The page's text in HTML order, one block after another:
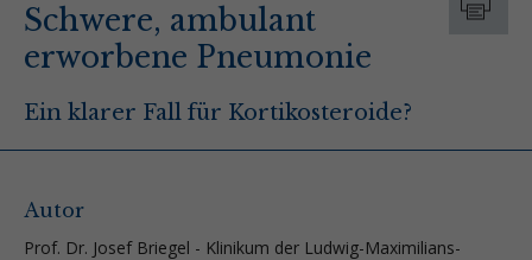
Schwere, ambulant
erworbene Pneumonie
Ein klarer Fall für Kortikosteroide?
Autor
Prof. Dr. Josef Briegel - Klinikum der Ludwig­-Maximilians­-